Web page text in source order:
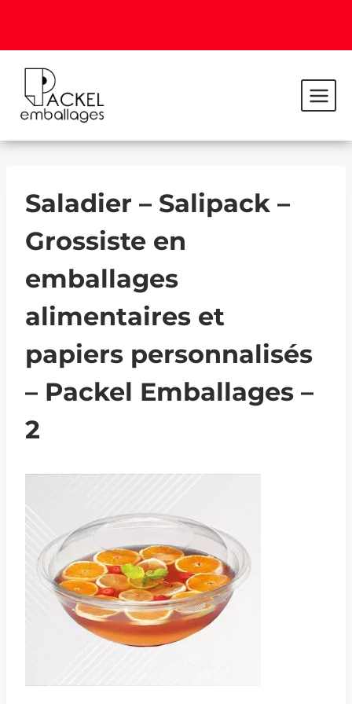
Saladier – Salipack –
Grossiste en
emballages
alimentaires et
papiers personnalisés
– Packel Emballages –
2